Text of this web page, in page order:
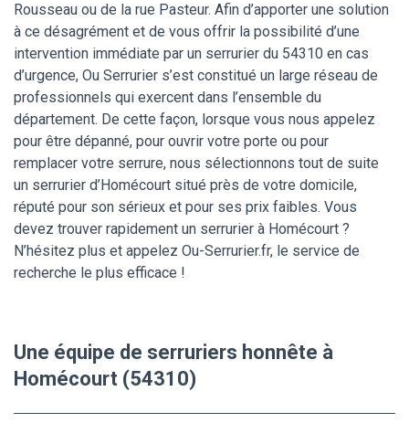
Rousseau ou de la rue Pasteur. Afin d’apporter une solution
à ce désagrément et de vous offrir la possibilité d’une
intervention immédiate par un serrurier du 54310 en cas
d’urgence, Ou Serrurier s’est constitué un large réseau de
professionnels qui exercent dans l’ensemble du
département. De cette façon, lorsque vous nous appelez
pour être dépanné, pour ouvrir votre porte ou pour
remplacer votre serrure, nous sélectionnons tout de suite
un serrurier d’Homécourt situé près de votre domicile,
réputé pour son sérieux et pour ses prix faibles. Vous
devez trouver rapidement un serrurier à Homécourt ?
N’hésitez plus et appelez Ou-Serrurier.fr, le service de
recherche le plus efficace !
Une équipe de serruriers honnête à
Homécourt (54310)